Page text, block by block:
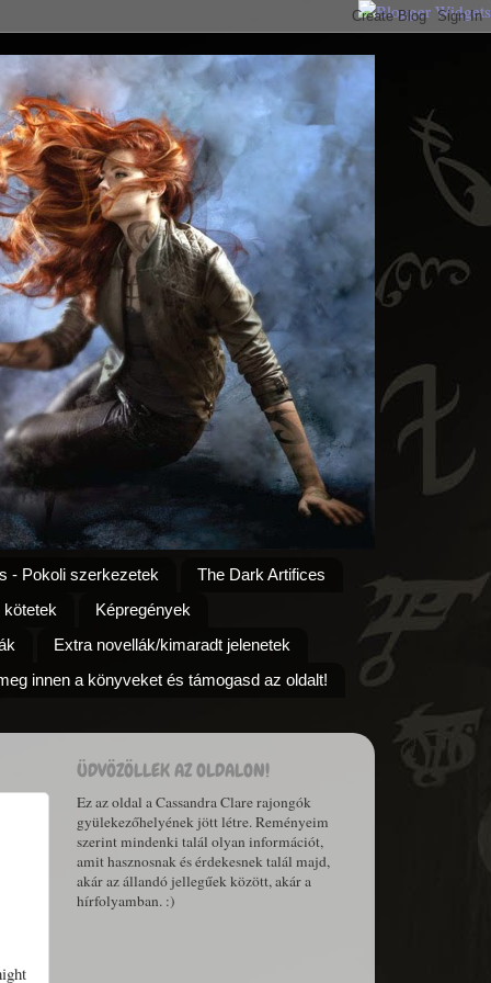
- Pokoli szerkezetek
The Dark Artifices
Képregények
Extra novellák/kimaradt jelenetek
innen a könyveket és támogasd az oldalt!
ÜDVÖZÖLLEK AZ OLDALON!
Ez az oldal a Cassandra Clare rajongók
gyülekezőhelyének jött létre. Reményeim
szerint mindenki talál olyan információt,
amit hasznosnak és érdekesnek talál majd,
akár az állandó jellegűek között, akár a
hírfolyamban. :)